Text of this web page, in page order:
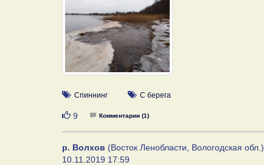
Спиннинг С берега
Нравится
9 Комментарии (1)
р. Волхов (Восток Ленобласти, Вологодская обл.)
10.11.2019 17:59